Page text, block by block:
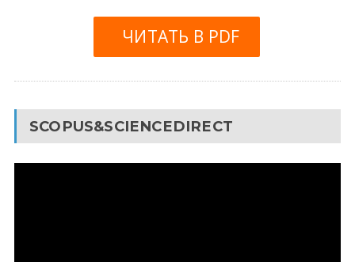
ЧИТАТЬ В PDF
SCOPUS&SCIENCEDIRECT